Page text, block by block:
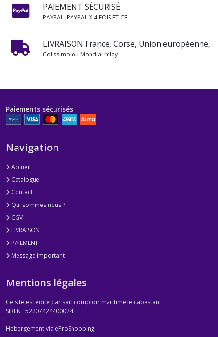
PAIEMENT SÉCURISÉ
PAYPAL ,PAYPAL X 4 FOIS ET CB
LIVRAISON France, Corse, Union européenne,
Colissimo ou Mondial relay
Paiements sécurisés
Navigation
Accueil
Catalogue
Contact
Qui sommes nous ?
CGV
LIVRAISON
PAIEMENT
Message important
Mentions légales
Ce site est édité par sarl comptoir maritime le cabestan.
SIREN : 52207424400024
Hébergement via eProShopping